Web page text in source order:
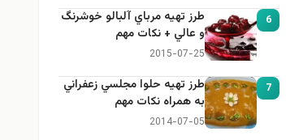
6
طرز تهيه مرباي آلبالو خوشرنگ
و عالي + نكات مهم
2015-07-25
7
طرز تهيه حلوا مجلسي زعفراني
به همراه نكات مهم
2014-07-05